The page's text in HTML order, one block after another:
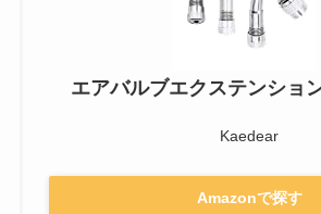
エアバルブエクステンショ
Kaedear
Amazonで探す